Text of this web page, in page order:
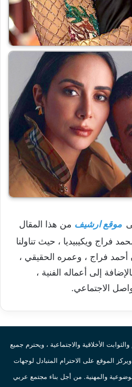
موقع ارشيف من هذا المقال
فراج ويكيبيديا ، حيث تناولنا
أحمد فراج ، وعمره الحقيقي ،
إلى أعماله الفنية ،
الاجتماعي.
الأخلاقية والاجتماعية ، ويحترم جميع
الموقع على الاحترام المتبادل لوجهات
والمهنية. من أجل بناء مجتمع عربي